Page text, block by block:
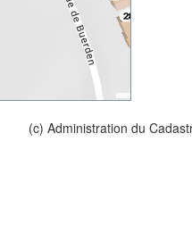
(c) Administration du